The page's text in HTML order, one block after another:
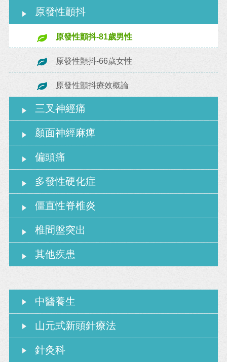
原發性顫抖
原發性顫抖-81歲男性
原發性顫抖-66歲女性
原發性顫抖療效概論
三叉神經痛
顏面神經麻痺
偏頭痛
多發性硬化症
僵直性脊椎炎
椎間盤突出
其他疾患
中醫養生
山元式新頭針療法
針灸科